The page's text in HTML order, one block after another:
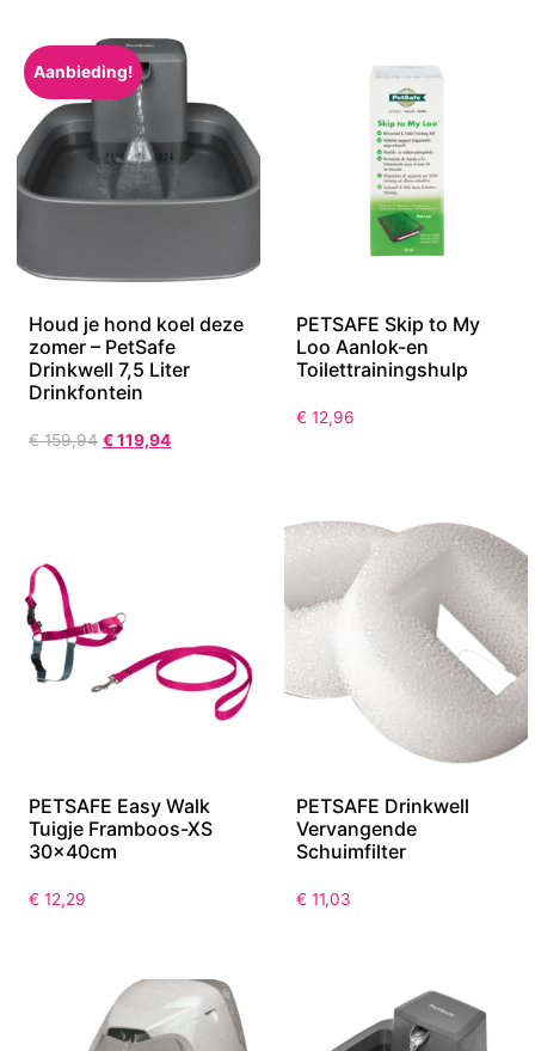
Aanbieding!
Houd je hond koel deze
zomer – PetSafe
Drinkwell 7,5 Liter
Drinkfontein
€159,94 €119,94
PETSAFE Skip to My
Loo Aanlok-en
Toilettrainingshulp
€ 12,96
PETSAFE Easy Walk
Tuigje Framboos-XS
30x40cm
€ 12,29
PETSAFE Drinkwell
Vervangende
Schuimfilter
€ 11,03